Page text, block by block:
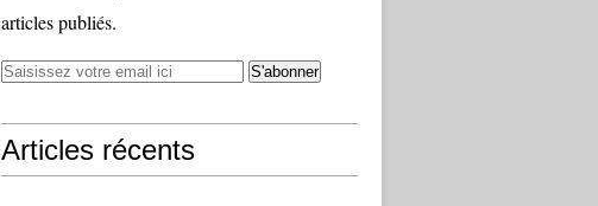
articles publiés.
Articles récents